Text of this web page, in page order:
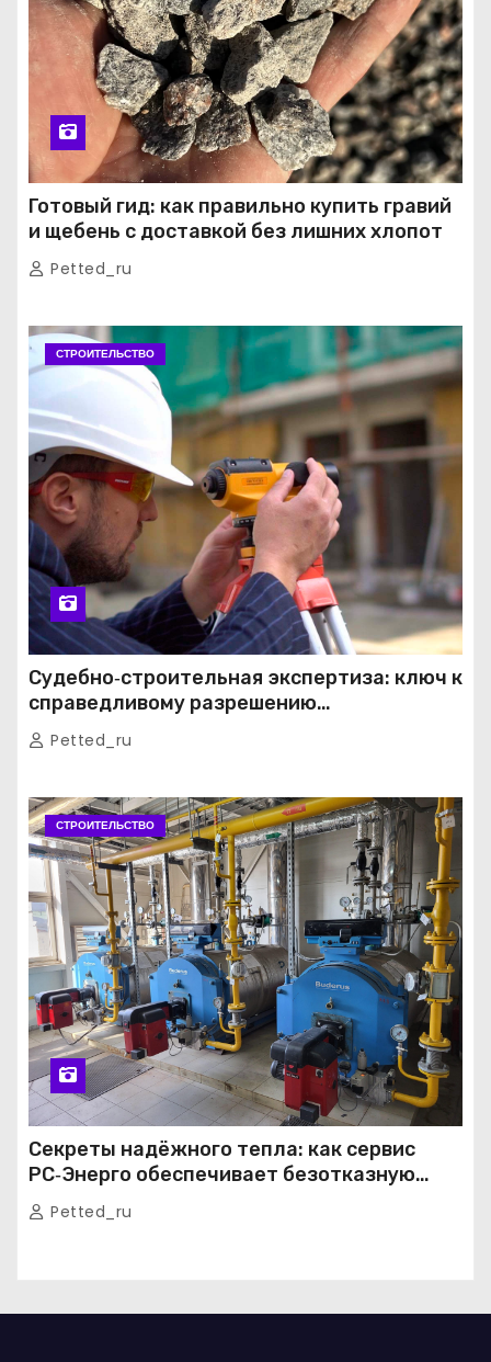
Готовый гид: как правильно купить гравий
и щебень с доставкой без лишних хлопот
Petted_ru
СТРОИТЕЛЬСТВО
Судебно‑строительная экспертиза: ключ к
справедливому разрешению
строительных споров
Petted_ru
СТРОИТЕЛЬСТВО
Секреты надёжного тепла: как сервис
РС‑Энерго обеспечивает безотказную
работу котельных в Москве и Подмосковье
Petted_ru